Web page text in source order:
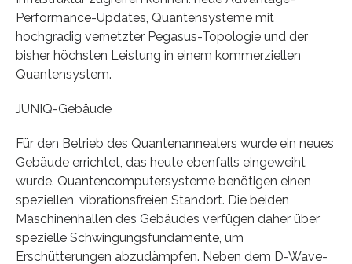
Performance-Updates, Quantensysteme mit
hochgradig vernetzter Pegasus-Topologie und der
bisher höchsten Leistung in einem kommerziellen
Quantensystem.
JUNIQ-Gebäude
Für den Betrieb des Quantenannealers wurde ein neues
Gebäude errichtet, das heute ebenfalls eingeweiht
wurde. Quantencomputersysteme benötigen einen
speziellen, vibrationsfreien Standort. Die beiden
Maschinenhallen des Gebäudes verfügen daher über
spezielle Schwingungsfundamente, um
Erschütterungen abzudämpfen. Neben dem D-Wave-